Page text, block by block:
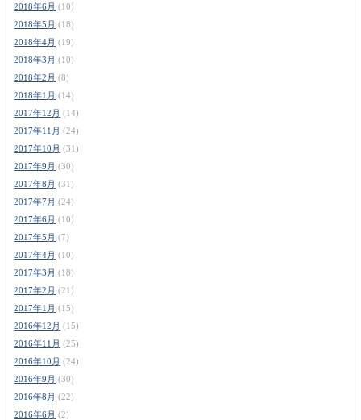
2018年6月 (10)
2018年5月 (18)
2018年4月 (19)
2018年3月 (10)
2018年2月 (8)
2018年1月 (14)
2017年12月 (14)
2017年11月 (24)
2017年10月 (31)
2017年9月 (30)
2017年8月 (31)
2017年7月 (24)
2017年6月 (10)
2017年5月 (7)
2017年4月 (10)
2017年3月 (18)
2017年2月 (21)
2017年1月 (15)
2016年12月 (15)
2016年11月 (25)
2016年10月 (24)
2016年9月 (30)
2016年8月 (22)
2016年6月 (2)